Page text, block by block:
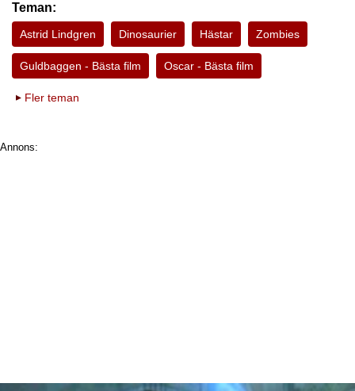
Teman:
Astrid Lindgren Dinosaurier Hästar Zombies
Guldbaggen - Bästa film Oscar - Bästa film
Fler teman
Annons: